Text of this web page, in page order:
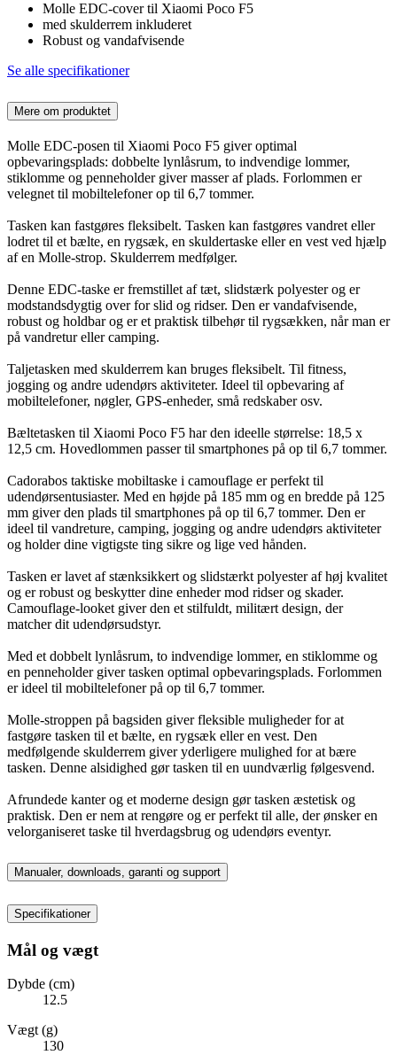
Molle EDC-cover til Xiaomi Poco F5
med skulderrem inkluderet
Robust og vandafvisende
Se alle specifikationer
Mere om produktet
Molle EDC-posen til Xiaomi Poco F5 giver optimal
opbevaringsplads: dobbelte lynlåsrum, to indvendige lommer,
stiklomme og penneholder giver masser af plads. Forlommen er
velegnet til mobiltelefoner op til 6,7 tommer.
Tasken kan fastgøres fleksibelt. Tasken kan fastgøres vandret eller
lodret til et bælte, en rygsæk, en skuldertaske eller en vest ved hjælp
af en Molle-strop. Skulderrem medfølger.
Denne EDC-taske er fremstillet af tæt, slidstærk polyester og er
modstandsdygtig over for slid og ridser. Den er vandafvisende,
robust og holdbar og er et praktisk tilbehør til rygsækken, når man er
på vandretur eller camping.
Taljetasken med skulderrem kan bruges fleksibelt. Til fitness,
jogging og andre udendørs aktiviteter. Ideel til opbevaring af
mobiltelefoner, nøgler, GPS-enheder, små redskaber osv.
Bæltetasken til Xiaomi Poco F5 har den ideelle størrelse: 18,5 x
12,5 cm. Hovedlommen passer til smartphones på op til 6,7 tommer.
Cadorabos taktiske mobiltaske i camouflage er perfekt til
udendørsentusiaster. Med en højde på 185 mm og en bredde på 125
mm giver den plads til smartphones på op til 6,7 tommer. Den er
ideel til vandreture, camping, jogging og andre udendørs aktiviteter
og holder dine vigtigste ting sikre og lige ved hånden.
Tasken er lavet af stænksikkert og slidstærkt polyester af høj kvalitet
og er robust og beskytter dine enheder mod ridser og skader.
Camouflage-looket giver den et stilfuldt, militært design, der
matcher dit udendørsudstyr.
Med et dobbelt lynlåsrum, to indvendige lommer, en stiklomme og
en penneholder giver tasken optimal opbevaringsplads. Forlommen
er ideel til mobiltelefoner på op til 6,7 tommer.
Molle-stroppen på bagsiden giver fleksible muligheder for at
fastgøre tasken til et bælte, en rygsæk eller en vest. Den
medfølgende skulderrem giver yderligere mulighed for at bære
tasken. Denne alsidighed gør tasken til en uundværlig følgesvend.
Afrundede kanter og et moderne design gør tasken æstetisk og
praktisk. Den er nem at rengøre og er perfekt til alle, der ønsker en
velorganiseret taske til hverdagsbrug og udendørs eventyr.
Manualer, downloads, garanti og support
Specifikationer
Mål og vægt
Dybde (cm)
12.5
Vægt (g)
130